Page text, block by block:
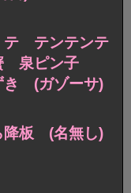
テンテンテ
泉ピン子
(ガゾーサ)
降板 (名無し)